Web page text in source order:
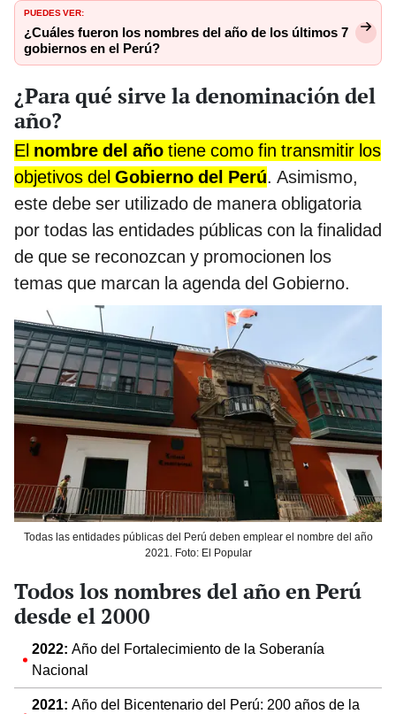
PUEDES VER:
¿Cuáles fueron los nombres del año de los últimos 7
gobiernos en el Perú?
¿Para qué sirve la denominación del
año?
El nombre del año tiene como fin transmitir los
objetivos del Gobierno del Perú. Asimismo,
este debe ser utilizado de manera obligatoria
por todas las entidades públicas con la finalidad
de que se reconozcan y promocionen los
temas que marcan la agenda del Gobierno.
Todas las entidades públicas del Perú deben emplear el nombre del año
2021. Foto: El Popular
Todos los nombres del año en Perú
desde el 2000
2022: Año del Fortalecimiento de la Soberanía
Nacional
2021: Año del Bicentenario del Perú: 200 años de la